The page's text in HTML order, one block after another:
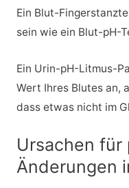
Ein Blut-
sein wie ein Blut-pH-
Ein Urin-pH-Litmus-
Wert Ihres Blutes an,
dass etwas nicht im
Ursachen
Änderungen